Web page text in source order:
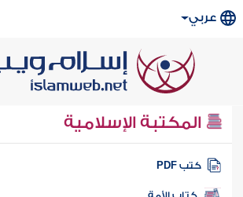
عربي
المكتبة الإسلامية
كتب PDF